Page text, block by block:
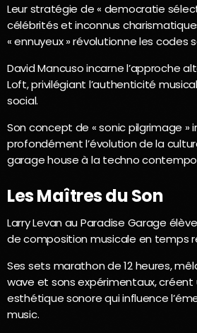
Leur stratégie de « democratie
célébrités et inconnus
« ennuyeux » révolutionne les codes
David Mancuso incarne l’approche
Loft, privilégiant l’authenticité
social.
Son concept de « sonic pilgrimage »
profondément l’évolution de la
garage house à la techno
Les Maîtres du Son
Larry Levan au Paradise Garage
de composition musicale en temps
Ses sets marathon de 12 heures,
wave et sons expérimentaux, créent
esthétique sonore qui influence
music.